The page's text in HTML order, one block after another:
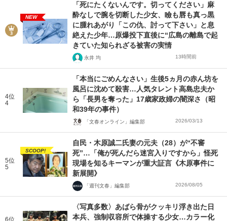
NEW
「死にたくないんです。切ってください」麻
酔なしで腕を切断した少女、瞼も唇も真っ黒
に腫れあがり「この仇、討って下さい」と息
絶えた少年…原爆投下直後に“広島の離島で起
きていた知られざる被害の実情
永井 均 13時間前
4位
4
「本当にごめんなさい」生後5ヵ月の赤ん坊を
風呂に沈めて殺害…人気タレント高島忠夫か
ら「長男を奪った」17歳家政婦の闇深さ（昭
和39年の事件）
「文春オンライン」編集部 2026/03/13
5位
5
SCOOP!
自民・木原誠二氏妻の元夫（28）が“不審
死”…「俺が死んだら迷宮入りですから」怪死
現場を知るキーマンが重大証言《木原事件に
新展開》
「週刊文春」編集部 2026/08/05
〈写真多数〉あばら骨がクッキリ浮き出た日
本兵、強制収容所で体操する少女…カラー化